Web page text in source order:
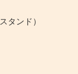
タンド）